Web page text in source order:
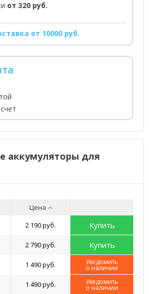
от 320 руб.
от 10000 руб.
аккумуляторы для
Цена
2 190 руб. Купить
2 790 руб. Купить
1 490 руб. Уведомить
о наличии
1 490 руб. Уведомить
о наличии